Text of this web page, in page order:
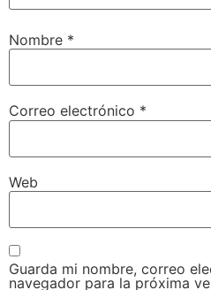
Nombre *
Correo electrónico *
Web
Guarda mi nombre, correo
navegador para la próxima